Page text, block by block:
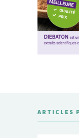
ARTICLES